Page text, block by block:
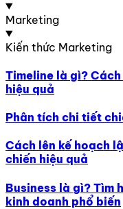
Marketing
Kiến thức Marketing
Timeline là gì?
hiệu quả
Phân tích chi tiết
Cách lên kế hoạch
chiến hiệu quả
Business là gì? Tìm
kinh doanh phổ biến